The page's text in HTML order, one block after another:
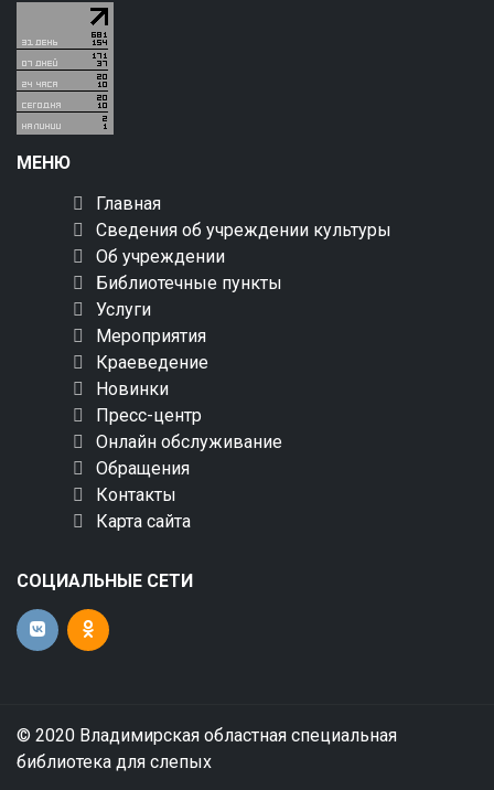
МЕНЮ
Главная
Сведения об учреждении культуры
Об учреждении
Библиотечные пункты
Услуги
Мероприятия
Краеведение
Новинки
Пресс-центр
Онлайн обслуживание
Обращения
Контакты
Карта сайта
СОЦИАЛЬНЫЕ СЕТИ
© 2020 Владимирская областная специальная
библиотека для слепых